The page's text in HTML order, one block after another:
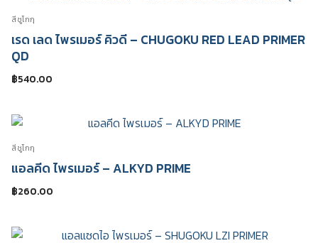
สีชูโกกุ
เรด เลด ไพรเมอร์ คิวดี – CHUGOKU RED LEAD PRIMER
QD
฿540.00
สีชูโกกุ
แอลคีด ไพรเมอร์ – ALKYD PRIME
฿260.00